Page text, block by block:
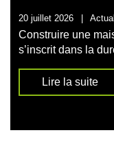
20 juillet 2026 |
Construire une
s’inscrit dans la
Lire la suite